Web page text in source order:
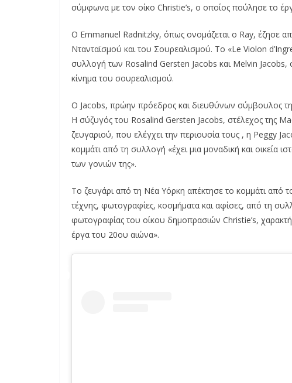
σύμφωνα με τον οίκο Christie’s, ο οποίος πούλησε το
Ο Emmanuel Radnitzky, όπως ονομάζεται ο Ray, έζησε
Ντανταϊσμού και του Σουρεαλισμού. To «Le Violon
συλλογή των Rosalind Gersten Jacobs και Melvin
κίνημα του σουρεαλισμού.
Ο Jacobs, πρώην πρόεδρος και διευθύνων σύμβουλος
Η σύζυγός του Rosalind Gersten Jacobs, στέλεχος της
ζευγαριού, που ελέγχει την περιουσία τους , η Peggy
κομμάτι από τη συλλογή «έχει μια μοναδική και οικεία
των γονιών της».
Το ζευγάρι από τη Νέα Υόρκη απέκτησε το κομμάτι από
τέχνης, φωτογραφίες, κοσμήματα και αφίσες, από τη
φωτογραφίας του οίκου δημοπρασιών Christie’s,
έργα του 20ου αιώνα».